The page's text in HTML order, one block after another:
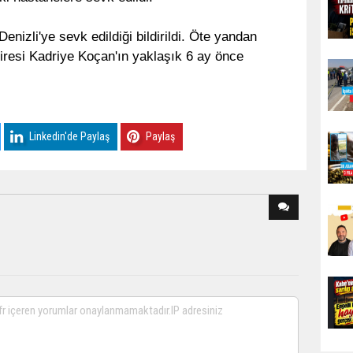
sevk edildiği bildirildi. Öte yandan
Kadriye Koçan'ın yaklaşık 6 ay önce
Linkedin'de Paylaş Paylaş